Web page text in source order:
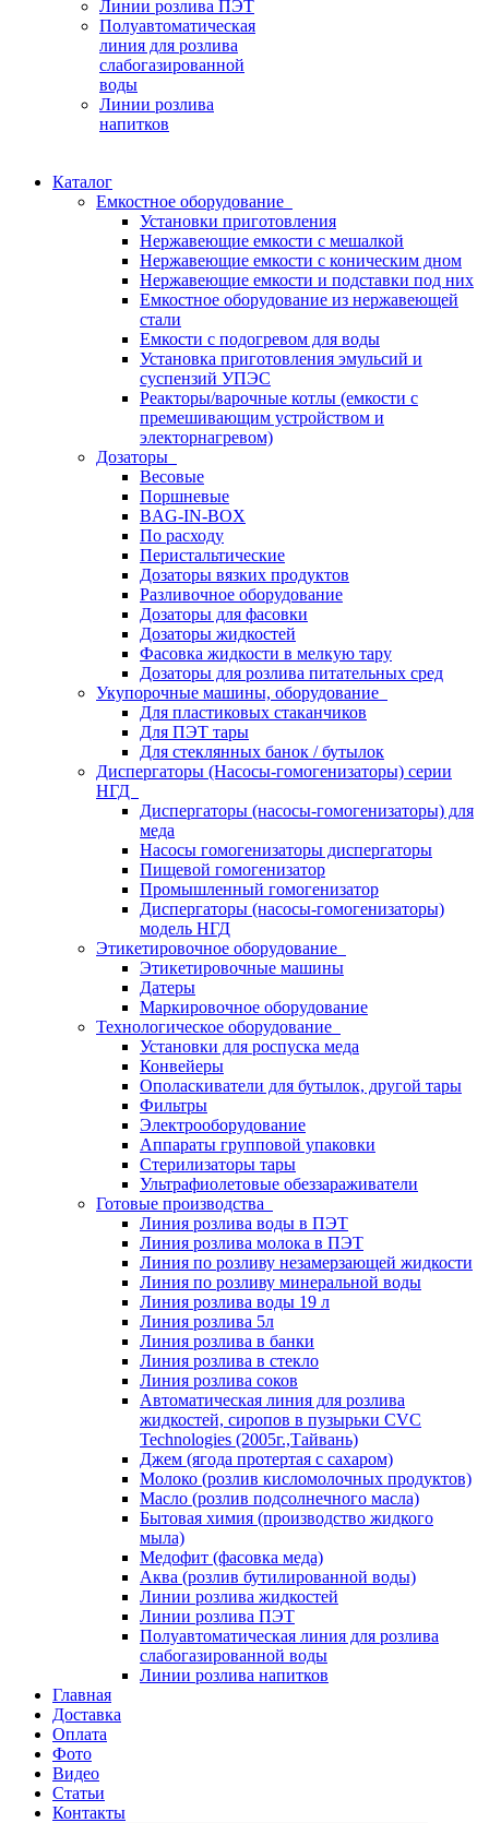
Линии розлива ПЭТ
Полуавтоматическая
линия для розлива
слабогазированной
воды
Линии розлива
напитков
Каталог
Емкостное оборудование
Установки приготовления
Нержавеющие емкости с мешалкой
Нержавеющие емкости с коническим дном
Нержавеющие емкости и подставки под них
Емкостное оборудование из нержавеющей
стали
Емкости с подогревом для воды
Установка приготовления эмульсий и
суспензий УПЭС
Реакторы/варочные котлы (емкости с
премешивающим устройством и
электорнагревом)
Дозаторы
Весовые
Поршневые
BAG-IN-BOX
По расходу
Перистальтические
Дозаторы вязких продуктов
Разливочное оборудование
Дозаторы для фасовки
Дозаторы жидкостей
Фасовка жидкости в мелкую тару
Дозаторы для розлива питательных сред
Укупорочные машины, оборудование
Для пластиковых стаканчиков
Для ПЭТ тары
Для стеклянных банок / бутылок
Диспергаторы (Насосы-гомогенизаторы) серии
НГД
Диспергаторы (насосы-гомогенизаторы) для
меда
Насосы гомогенизаторы диспергаторы
Пищевой гомогенизатор
Промышленный гомогенизатор
Диспергаторы (насосы-гомогенизаторы)
модель НГД
Этикетировочное оборудование
Этикетировочные машины
Датеры
Маркировочное оборудование
Технологическое оборудование
Установки для роспуска меда
Конвейеры
Ополаскиватели для бутылок, другой тары
Фильтры
Электрооборудование
Аппараты групповой упаковки
Стерилизаторы тары
Ультрафиолетовые обеззараживатели
Готовые производства
Линия розлива воды в ПЭТ
Линия розлива молока в ПЭТ
Линия по розливу незамерзающей жидкости
Линия по розливу минеральной воды
Линия розлива воды 19 л
Линия розлива 5л
Линия розлива в банки
Линия розлива в стекло
Линия розлива соков
Автоматическая линия для розлива
жидкостей, сиропов в пузырьки CVC
Technologies (2005г.,Тайвань)
Джем (ягода протертая с сахаром)
Молоко (розлив кисломолочных продуктов)
Масло (розлив подсолнечного масла)
Бытовая химия (производство жидкого
мыла)
Медофит (фасовка меда)
Аква (розлив бутилированной воды)
Линии розлива жидкостей
Линии розлива ПЭТ
Полуавтоматическая линия для розлива
слабогазированной воды
Линии розлива напитков
Главная
Доставка
Оплата
Фото
Видео
Статьи
Контакты